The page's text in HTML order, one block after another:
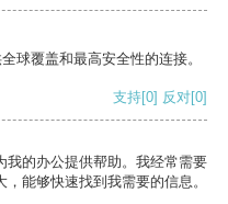
球覆盖和最高安全性的连接。
支持[0] 反对[0]
我的办公提供帮助。我经常需要
能够快速找到我需要的信息。